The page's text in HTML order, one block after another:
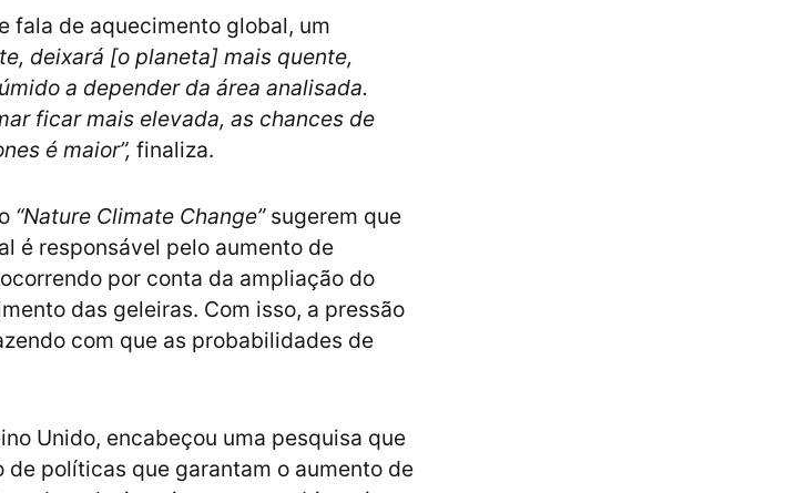
fala de aquecimento global, um
deixará [o planeta] mais quente,
a depender da área analisada.
ficar mais elevada, as chances de
é maior”, finaliza.
“Nature Climate Change” sugerem que
é responsável pelo aumento de
por conta da ampliação do
das geleiras. Com isso, a pressão
com que as probabilidades de
Unido, encabeçou uma pesquisa que
políticas que garantam o aumento de